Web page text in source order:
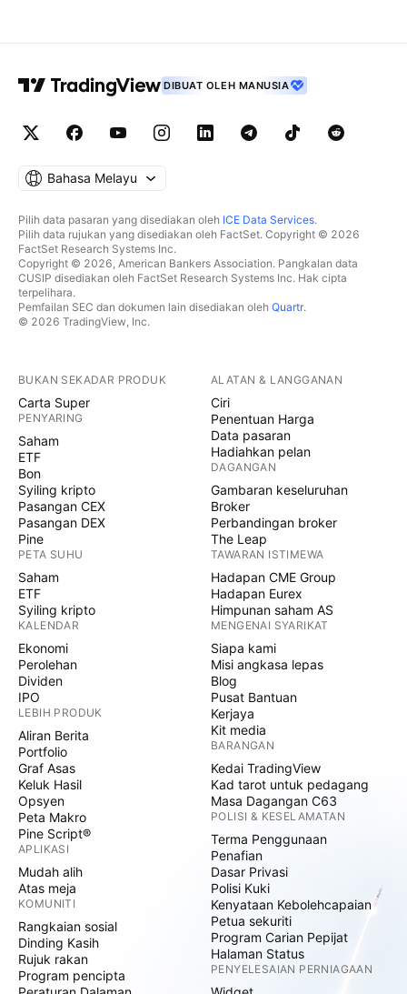
DIBUAT OLEH MANUSIA
Bahasa Melayu
Pilih data pasaran yang disediakan oleh ICE Data Services.
Pilih data rujukan yang disediakan oleh FactSet. Copyright © 2026
FactSet Research Systems Inc.
Copyright © 2026, American Bankers Association. Pangkalan data
CUSIP disediakan oleh FactSet Research Systems Inc. Hak cipta
terpelihara.
Pemfailan SEC dan dokumen lain disediakan oleh Quartr.
© 2026 TradingView, Inc.
BUKAN SEKADAR PRODUK
Carta Super
PENYARING
Saham
ETF
Bon
Syiling kripto
Pasangan CEX
Pasangan DEX
Pine
PETA SUHU
Saham
ETF
Syiling kripto
KALENDAR
Ekonomi
Perolehan
Dividen
IPO
LEBIH PRODUK
Aliran Berita
Portfolio
Graf Asas
Keluk Hasil
Opsyen
Peta Makro
Pine Script®
APLIKASI
Mudah alih
Atas meja
KOMUNITI
Rangkaian sosial
Dinding Kasih
Rujuk rakan
Program pencipta
ALATAN & LANGGANAN
Ciri
Penentuan Harga
Data pasaran
Hadiahkan pelan
DAGANGAN
Gambaran keseluruhan
Broker
Perbandingan broker
The Leap
TAWARAN ISTIMEWA
Hadapan CME Group
Hadapan Eurex
Himpunan saham AS
MENGENAI SYARIKAT
Siapa kami
Misi angkasa lepas
Blog
Pusat Bantuan
Kerjaya
Kit media
BARANGAN
Kedai TradingView
Kad tarot untuk pedagang
Masa Dagangan C63
POLISI & KESELAMATAN
Terma Penggunaan
Penafian
Dasar Privasi
Polisi Kuki
Kenyataan Kebolehcapaian
Petua sekuriti
Program Carian Pepijat
Halaman Status
PENYELESAIAN PERNIAGAAN